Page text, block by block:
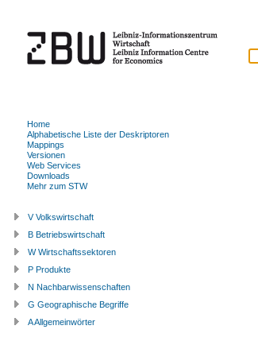
Home
Alphabetische Liste der Deskriptoren
Mappings
Versionen
Web Services
Downloads
Mehr zum STW
V Volkswirtschaft
B Betriebswirtschaft
W Wirtschaftssektoren
P Produkte
N Nachbarwissenschaften
G Geographische Begriffe
A Allgemeinwörter